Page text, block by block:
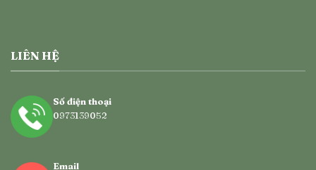
LIÊN HỆ
Số điện thoại
0973139052
Email